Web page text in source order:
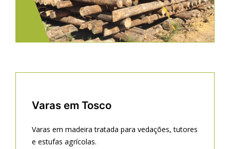
Varas em Tosco
Varas em madeira tratada para vedações, tutores
e estufas agrícolas.